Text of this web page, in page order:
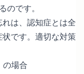
のです。
は、認知症とは全
です。適切な対策
の場合